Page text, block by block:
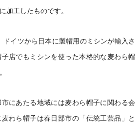
加工したものです。
イツから日本に製帽用のミシンが輸入さ
店でもミシンを使った本格的な麦わら帽
にあたる地域には麦わら帽子に関わる会
わら帽子は春日部市の「伝統工芸品」と